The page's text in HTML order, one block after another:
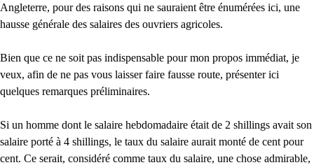
Angleterre, pour des raisons qui ne sauraient être énumérées ici, une
hausse générale des salaires des ouvriers agricoles.
Bien que ce ne soit pas indispensable pour mon propos immédiat, je
veux, afin de ne pas vous laisser faire fausse route, présenter ici
quelques remarques préliminaires.
Si un homme dont le salaire hebdomadaire était de 2 shillings avait son
salaire porté à 4 shillings, le taux du salaire aurait monté de cent pour
cent. Ce serait, considéré comme taux du salaire, une chose admirable,